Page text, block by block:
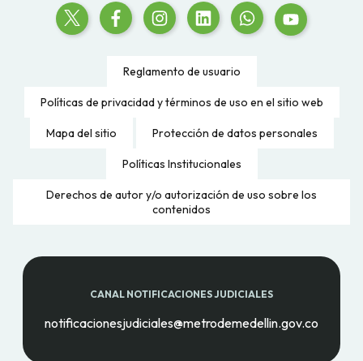
Reglamento de usuario
Políticas de privacidad y términos de uso en el sitio web
Mapa del sitio Protección de datos personales
Políticas Institucionales
Derechos de autor y/o autorización de uso sobre los
contenidos
CANAL NOTIFICACIONES JUDICIALES
notificacionesjudiciales@metrodemedellin.gov.co